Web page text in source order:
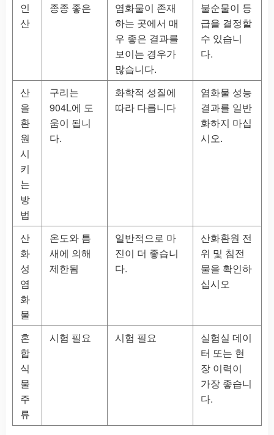
인
산
종종 좋은
염화물이 존재
하는 곳에서 매
우 좋은 결과를
보이는 경우가
많습니다.
불순물이 등
급을 결정할
수 있습니
다.
산
을
환
원
시
키
는
방
법
구리는
904L에 도
움이 됩니
다.
화학적 성질에
따라 다릅니다
염화물 성능
결과를 일반
화하지 마십
시오.
산
화
성
염
화
물
온도와 틈
새에 의해
제한됨
일반적으로 마
진이 더 좋습니
다.
산화환원 전
위 및 침전
물을 확인하
십시오
혼
합
식
물
주
류
시험 필요 시험 필요
실험실 데이
터 또는 현
장 이력이
가장 좋습니
다.